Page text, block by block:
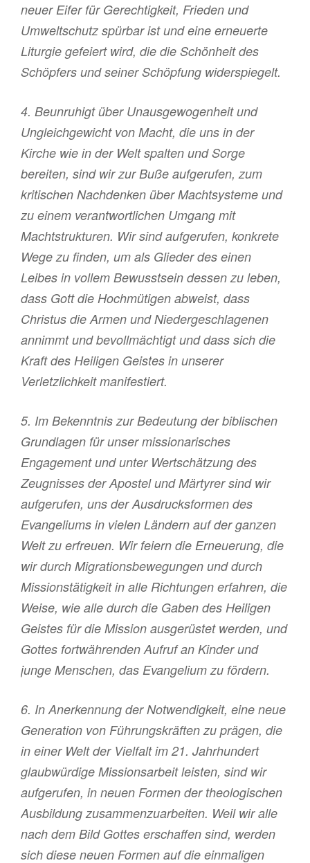
neuer Eifer für Gerechtigkeit, Frieden und
Umweltschutz spürbar ist und eine erneuerte
Liturgie gefeiert wird, die die Schönheit des
Schöpfers und seiner Schöpfung widerspiegelt.
4. Beunruhigt über Unausgewogenheit und
Ungleichgewicht von Macht, die uns in der
Kirche wie in der Welt spalten und Sorge
bereiten, sind wir zur Buße aufgerufen, zum
kritischen Nachdenken über Machtsysteme und
zu einem verantwortlichen Umgang mit
Machtstrukturen. Wir sind aufgerufen, konkrete
Wege zu finden, um als Glieder des einen
Leibes in vollem Bewusstsein dessen zu leben,
dass Gott die Hochmütigen abweist, dass
Christus die Armen und Niedergeschlagenen
annimmt und bevollmächtigt und dass sich die
Kraft des Heiligen Geistes in unserer
Verletzlichkeit manifestiert.
5. Im Bekenntnis zur Bedeutung der biblischen
Grundlagen für unser missionarisches
Engagement und unter Wertschätzung des
Zeugnisses der Apostel und Märtyrer sind wir
aufgerufen, uns der Ausdrucksformen des
Evangeliums in vielen Ländern auf der ganzen
Welt zu erfreuen. Wir feiern die Erneuerung, die
wir durch Migrationsbewegungen und durch
Missionstätigkeit in alle Richtungen erfahren, die
Weise, wie alle durch die Gaben des Heiligen
Geistes für die Mission ausgerüstet werden, und
Gottes fortwährenden Aufruf an Kinder und
junge Menschen, das Evangelium zu fördern.
6. In Anerkennung der Notwendigkeit, eine neue
Generation von Führungskräften zu prägen, die
in einer Welt der Vielfalt im 21. Jahrhundert
glaubwürdige Missionsarbeit leisten, sind wir
aufgerufen, in neuen Formen der theologischen
Ausbildung zusammenzuarbeiten. Weil wir alle
nach dem Bild Gottes erschaffen sind, werden
sich diese neuen Formen auf die einmaligen